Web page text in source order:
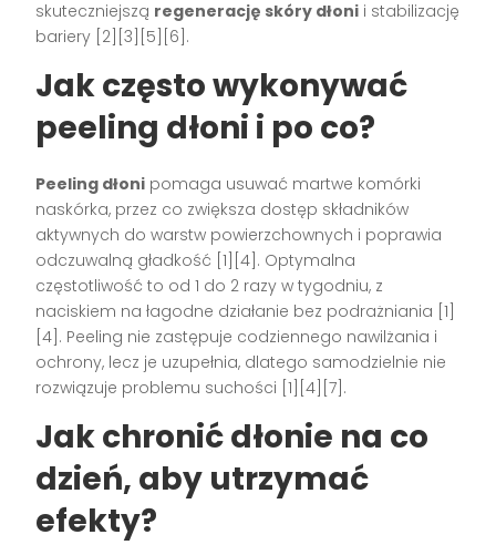
skuteczniejszą regenerację skóry dłoni i stabilizację
bariery [2][3][5][6].
Jak często wykonywać
peeling dłoni i po co?
Peeling dłoni pomaga usuwać martwe komórki
naskórka, przez co zwiększa dostęp składników
aktywnych do warstw powierzchownych i poprawia
odczuwalną gładkość [1][4]. Optymalna
częstotliwość to od 1 do 2 razy w tygodniu, z
naciskiem na łagodne działanie bez podrażniania [1]
[4]. Peeling nie zastępuje codziennego nawilżania i
ochrony, lecz je uzupełnia, dlatego samodzielnie nie
rozwiązuje problemu suchości [1][4][7].
Jak chronić dłonie na co
dzień, aby utrzymać
efekty?